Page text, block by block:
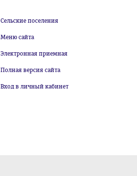
Сельские поселения
Меню сайта
Электронная приемная
Полная версия сайта
Вход в личный кабинет